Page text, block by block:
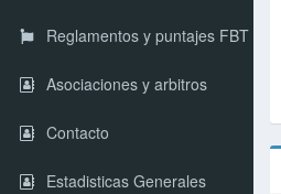
Reglamentos y puntajes FBT
Asociaciones y arbitros
Contacto
Estadisticas Generales